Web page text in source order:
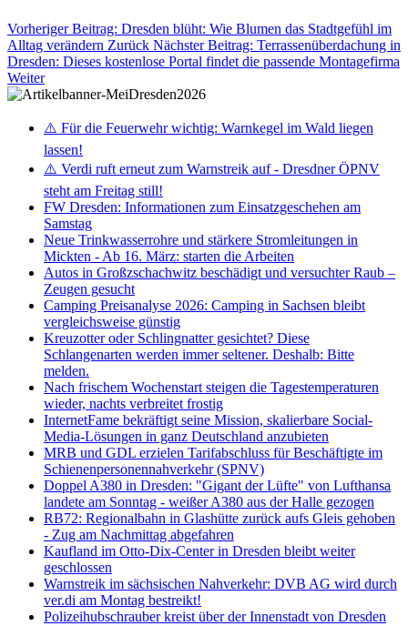
Vorheriger Beitrag: Dresden blüht: Wie Blumen das Stadtgefühl im
Alltag verändern Zurück Nächster Beitrag: Terrassenüberdachung in
Dresden: Dieses kostenlose Portal findet die passende Montagefirma
Weiter
⚠️ Für die Feuerwehr wichtig: Warnkegel im Wald liegen
lassen!
⚠️ Verdi ruft erneut zum Warnstreik auf - Dresdner ÖPNV
steht am Freitag still!
FW Dresden: Informationen zum Einsatzgeschehen am
Samstag
Neue Trinkwasserrohre und stärkere Stromleitungen in
Mickten - Ab 16. März: starten die Arbeiten
Autos in Großzschachwitz beschädigt und versuchter Raub –
Zeugen gesucht
Camping Preisanalyse 2026: Camping in Sachsen bleibt
vergleichsweise günstig
Kreuzotter oder Schlingnatter gesichtet? Diese
Schlangenarten werden immer seltener. Deshalb: Bitte
melden.
Nach frischem Wochenstart steigen die Tagestemperaturen
wieder, nachts verbreitet frostig
InternetFame bekräftigt seine Mission, skalierbare Social-
Media-Lösungen in ganz Deutschland anzubieten
MRB und GDL erzielen Tarifabschluss für Beschäftigte im
Schienenpersonennahverkehr (SPNV)
Doppel A380 in Dresden: "Gigant der Lüfte" von Lufthansa
landete am Sonntag - weißer A380 aus der Halle gezogen
RB72: Regionalbahn in Glashütte zurück aufs Gleis gehoben
- Zug am Nachmittag abgefahren
Kaufland im Otto-Dix-Center in Dresden bleibt weiter
geschlossen
Warnstreik im sächsischen Nahverkehr: DVB AG wird durch
ver.di am Montag bestreikt!
Polizeihubschrauber kreist über der Innenstadt von Dresden